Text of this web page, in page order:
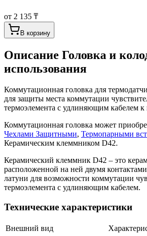
от 2 135 ₸
В корзину
Описание Головка и
использования
Коммутационная головка для
для защиты места коммутации
термоэлемента с удлиняющим кабелем
Коммутационная головка может
Чехлами Защитными, Термопарными
Керамическим клеммником D42.
Керамический клеммник D42 – это
расположенной на ней двумя
латуни для возможности коммутации
термоэлемента с удлиняющим кабелем.
Технические характеристики
Внешний вид